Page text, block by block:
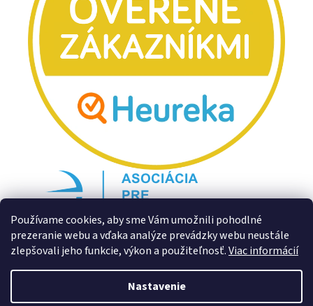
Používame cookies, aby sme Vám umožnili pohodlné
prezeranie webu a vďaka analýze prevádzky webu neustále
zlepšovali jeho funkcie, výkon a použiteľnosť.Viac informácií
Nastavenie